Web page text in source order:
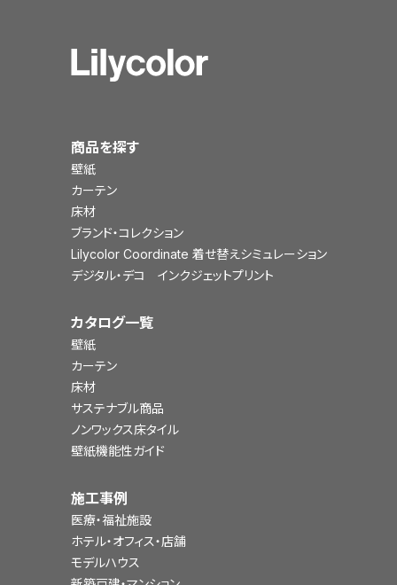
商品を探す
壁紙
カーテン
床材
ブランド・コレクション
Lilycolor Coordinate 着せ替えシミュレーション
デジタル・デコ インクジェットプリント
カタログ一覧
壁紙
カーテン
床材
サステナブル商品
ノンワックス床タイル
壁紙機能性ガイド
施工事例
医療・福祉施設
ホテル・オフィス・店舗
モデルハウス